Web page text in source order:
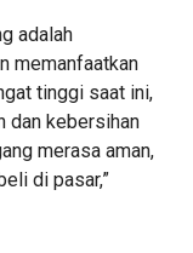
adalah
memanfaatkan
tinggi saat ini,
dan kebersihan
merasa aman,
di pasar,”